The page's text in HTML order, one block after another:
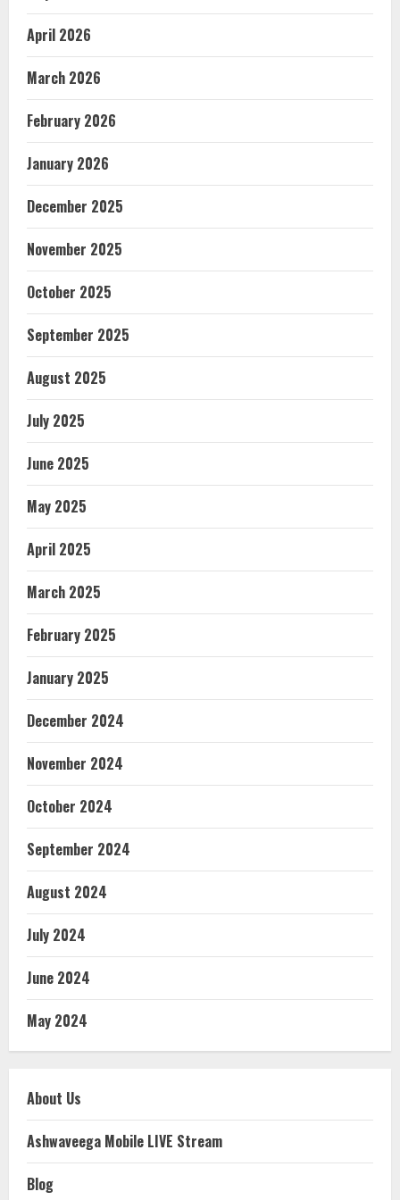
April 2026
March 2026
February 2026
January 2026
December 2025
November 2025
October 2025
September 2025
August 2025
July 2025
June 2025
May 2025
April 2025
March 2025
February 2025
January 2025
December 2024
November 2024
October 2024
September 2024
August 2024
July 2024
June 2024
May 2024
About Us
Ashwaveega Mobile LIVE Stream
Blog